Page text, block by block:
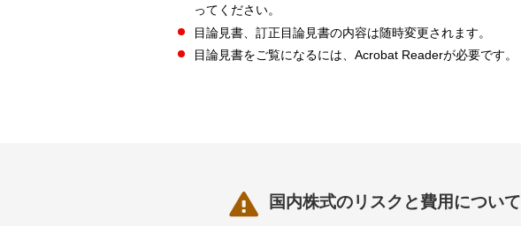
ってください。
目論見書、訂正目論見書の内容は随時変更されます。
目論見書をご覧になるには、Acrobat Readerが必要です。
 国内株式のリスクと費用について